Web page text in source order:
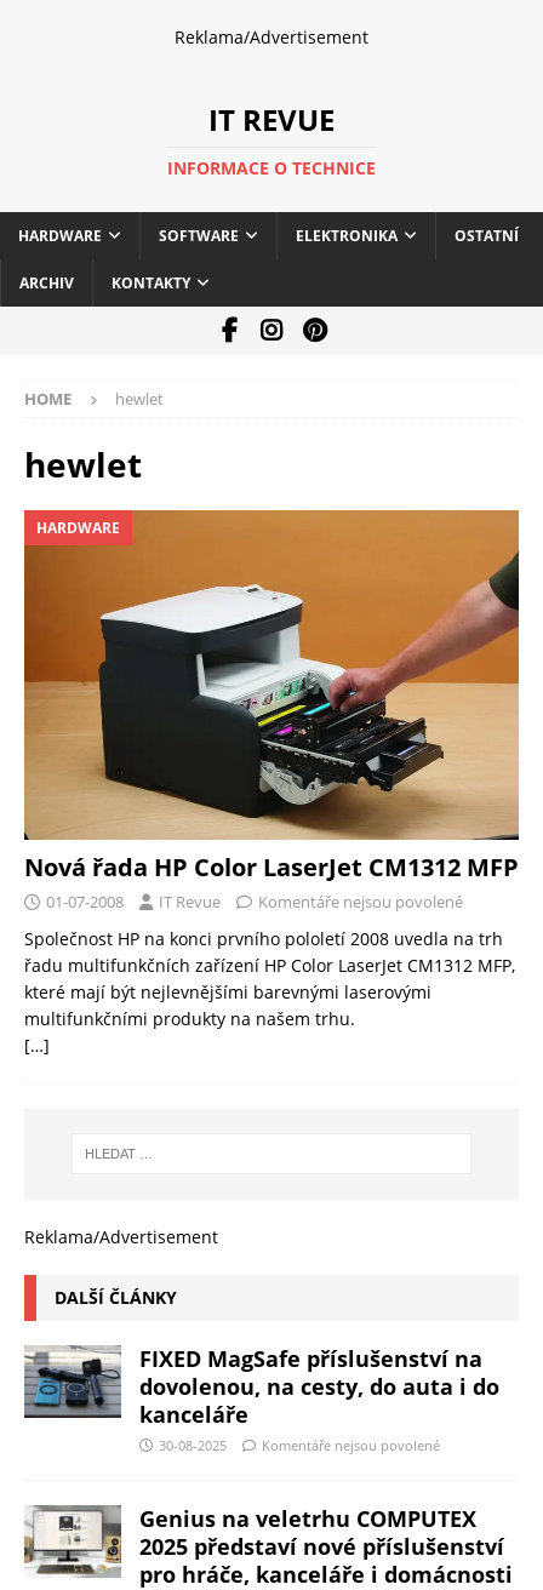
Reklama/Advertisement
IT REVUE
INFORMACE O TECHNICE
HARDWARE SOFTWARE ELEKTRONIKA OSTATNÍ
ARCHIV KONTAKTY
HOME hewlet
hewlet
HARDWARE
Nová řada HP Color LaserJet CM1312 MFP
01-07-2008 IT Revue Komentáře nejsou povolené
Společnost HP na konci prvního pololetí 2008 uvedla na trh
řadu multifunkčních zařízení HP Color LaserJet CM1312 MFP,
které mají být nejlevnějšími barevnými laserovými
multifunkčními produkty na našem trhu.
[…]
Reklama/Advertisement
DALŠÍ ČLÁNKY
FIXED MagSafe příslušenství na
dovolenou, na cesty, do auta i do
kanceláře
30-08-2025 Komentáře nejsou povolené
Genius na veletrhu COMPUTEX
2025 představí nové příslušenství
pro hráče, kanceláře i domácnosti